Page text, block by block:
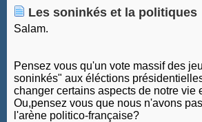
Les soninkés et la politiques
Salam.
Pensez vous qu'un vote massif des
soninkés" aux éléctions
changer certains aspects de notre vie
Ou,pensez vous que nous n'avons
l'arène politico-française?